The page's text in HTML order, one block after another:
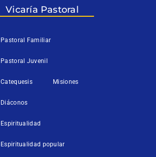
-
f
Vicaría Pastoral
Pastoral Familiar
Pastoral Juvenil
Catequesis Misiones
Diáconos
Espiritualidad
Espiritualidad popular